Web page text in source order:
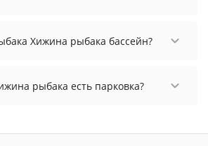
12:00.Хижина рыбака бассейн?
рыбака есть парковка?